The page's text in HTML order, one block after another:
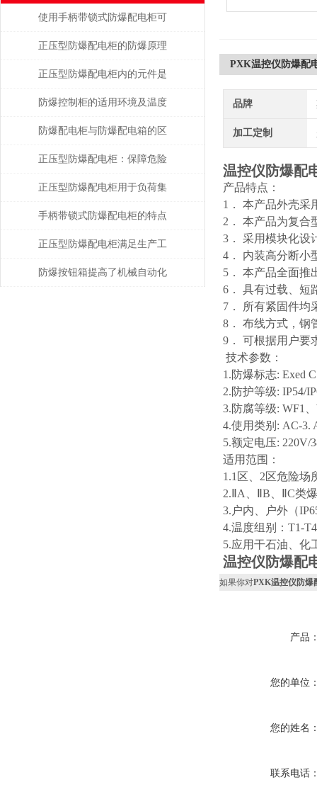
PXK温控仪防爆配
品牌
加工定制
温控仪防爆配
产品特点：
1． 本产品外壳采
2． 本产品为复合
3． 采用模块化设
4． 内装高分断小
5． 本产品全面推
6． 具有过载、短
7． 所有紧固件均
8． 布线方式，钢
9． 可根据用户要
技术参数：
1.防爆标志: Exed
2.防护等级: IP54/
3.防腐等级: WF1
4.使用类别: AC-3.
5.额定电压: 220V/
适用范围：
1.1区、2区危险场
2.ⅡA、ⅡB、ⅡC类
3.户内、户外（
4.温度组别：T1-
5.应用干石油、化
温控仪防爆配
如果你对PXK温控仪防爆
产品
您的单位
您的姓名
联系电话
使用手柄带锁式防爆配电柜可
保障安全，提高效率
正压型防爆配电柜的防爆原理
是什么
正压型防爆配电柜内的元件是
如何安装的
防爆控制柜的适用环境及温度
要求
防爆配电柜与防爆配电箱的区
别在那？
正压型防爆配电柜：保障危险
场所电气安全的利器
正压型防爆配电柜用于负荷集
中、回路较多的场合
手柄带锁式防爆配电柜的特点
和要求说明
正压型防爆配电柜满足生产工
艺所需
防爆按钮箱提高了机械自动化